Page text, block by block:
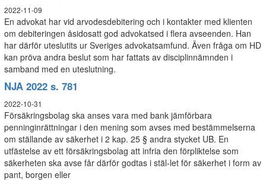
2022-11-09
En advokat har vid arvodesdebitering och i kontakter med klienten
om debiteringen åsidosatt god advokatsed i flera avseenden. Han
har därför uteslutits ur Sveriges advokatsamfund. Även fråga om HD
kan pröva andra beslut som har fattats av disciplinnämnden i
samband med en uteslutning.
NJA 2022 s. 781
2022-10-31
Försäkringsbolag ska anses vara med bank jämförbara
penninginrättningar i den mening som avses med bestämmelserna
om ställande av säkerhet i 2 kap. 25 § andra stycket UB. En
utfästelse av ett försäkringsbolag att infria den förpliktelse som
säkerheten ska avse får därför godtas i stäl-let för säkerhet i form av
pant, borgen eller